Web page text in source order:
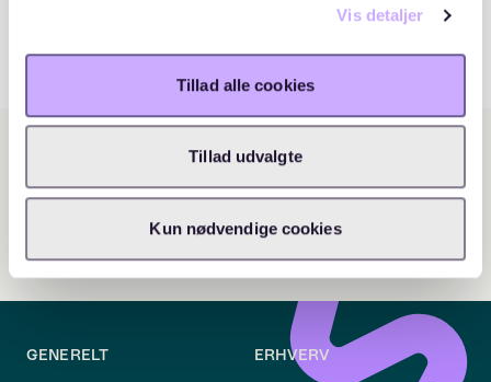
Vis detaljer
Tillad alle cookies
Tillad udvalgte
Kun nødvendige cookies
GENERELT ERHVERV